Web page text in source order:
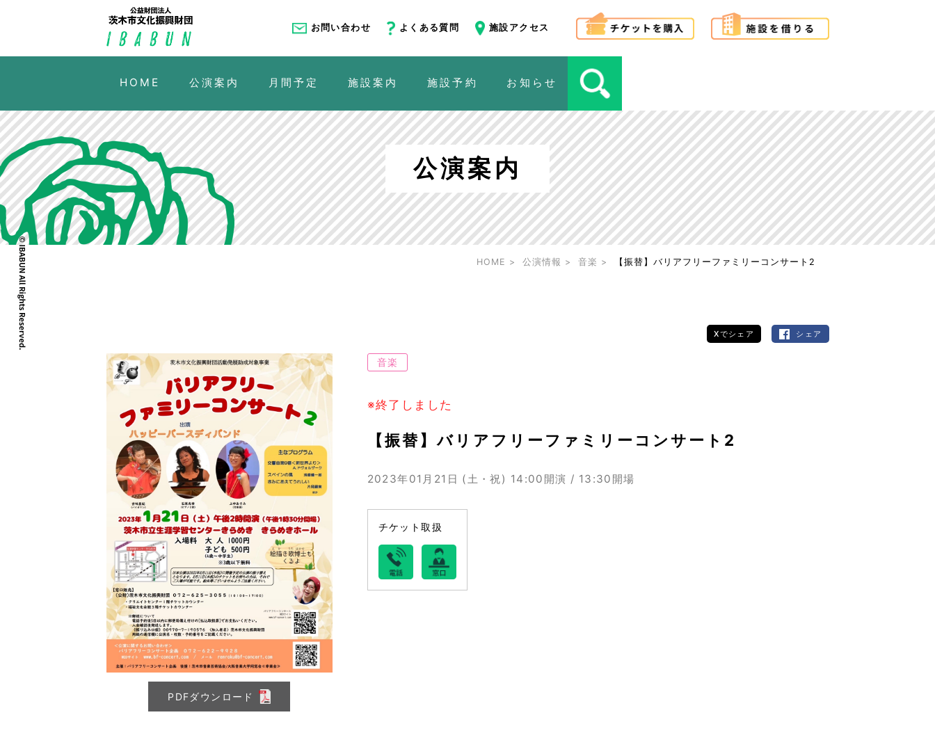
お問い合わせ よくある質問 施設アクセス
HOME 公演案内 月間予定 施設案内 施設予約 お知らせ
公演案内
HOME 公演情報 音楽 【振替】バリアフリーファミリーコンサート2
Xでシェア シェア
PDFダウンロード
音楽
※終了しました
【振替】バリアフリーファミリーコンサート2
2023年01月21日 (土・祝) 14:00開演 / 13:30開場
チケット取扱